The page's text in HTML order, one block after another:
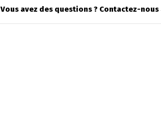
Vous avez des questions ? Contactez-nous